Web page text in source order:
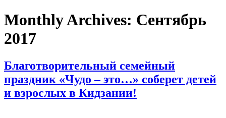
Monthly Archives: Сентябрь
2017
Благотворительный семейный
праздник «Чудо – это…» соберет детей
и взрослых в Кидзании!